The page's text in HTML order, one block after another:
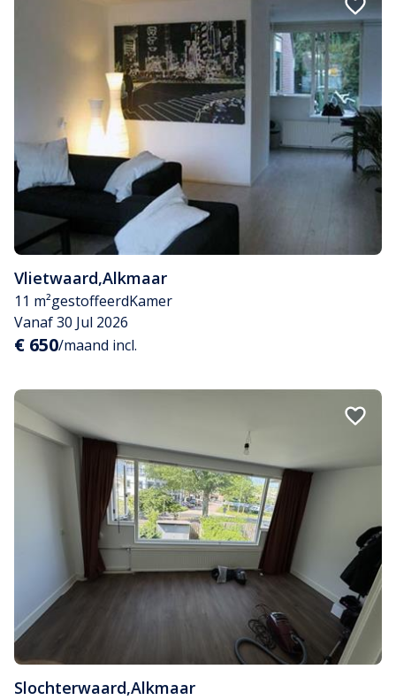
Vlietwaard,Alkmaar
11 m²gestoffeerdKamer
Vanaf 30 Jul 2026
€ 650/maand incl.
Slochterwaard,Alkmaar